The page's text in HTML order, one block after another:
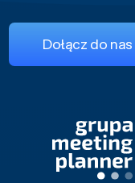
Dołącz do nas